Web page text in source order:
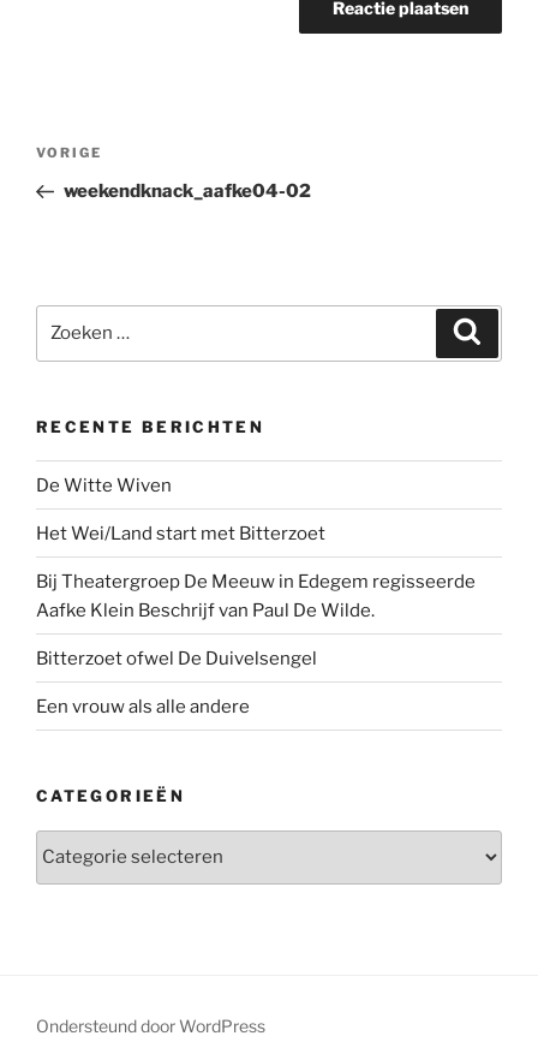
Bericht
Vorig
bericht
VORIGE
weekendknack_aafke04-02
naar:
RECENTE BERICHTEN
De Witte Wiven
Het Wei/Land start met Bitterzoet
Bij Theatergroep De Meeuw in Edegem regisseerde
Aafke Klein Beschrijf van Paul De Wilde.
Bitterzoet ofwel De Duivelsengel
Een vrouw als alle andere
CATEGORIEËN
Ondersteund door WordPress